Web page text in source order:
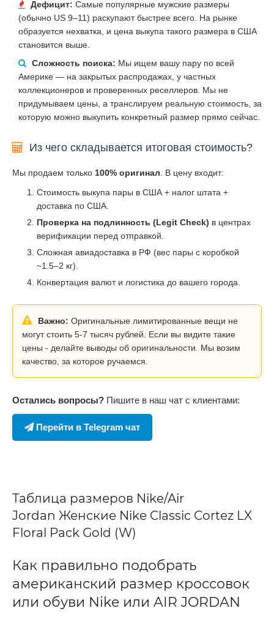
Дефицит: Самые популярные мужские размеры
(обычно US 9–11) раскупают быстрее всего. На рынке
образуется нехватка, и цена выкупа такого размера в США
становится выше.
Сложность поиска: Мы ищем вашу пару по всей
Америке — на закрытых распродажах, у частных
коллекционеров и проверенных реселлеров. Мы не
придумываем цены, а транслируем реальную стоимость, за
которую можно выкупить конкретный размер прямо сейчас.
Из чего складывается итоговая стоимость?
Мы продаем только 100% оригинал . В цену входит:
Стоимость выкупа пары в США + налог штата +
доставка по США.
Проверка на подлинность (Legit Check) в центрах
верификации перед отправкой.
Сложная авиадоставка в РФ (вес пары с коробкой
~1.5–2 кг).
Конвертация валют и логистика до вашего города.
Важно: Оригинальные лимитированные вещи не
могут стоить 5-7 тысяч рублей. Если вы видите такие
цены - делайте выводы об оригинальности. Мы возим
качество, за которое ручаемся.
Остались вопросы? Пишите в наш чат с клиентами:
Перейти в Telegram чат
Таблица размеров Nike/Air
Jordan Женские Nike Classic Cortez LX
Floral Pack Gold (W)
Как правильно подобрать
американский размер кроссовок
или обуви Nike или AIR JORDAN